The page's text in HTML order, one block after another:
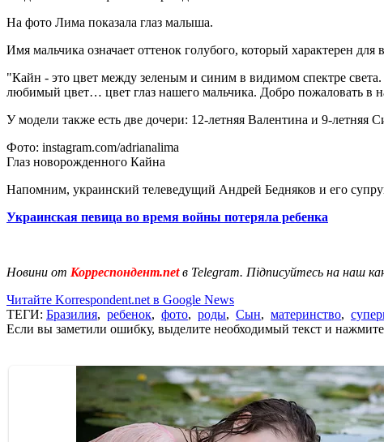
На фото Лима показала глаз малыша.
Имя мальчика означает оттенок голубого, который характерен
"Кайн - это цвет между зеленым и синим в видимом спектре
любимый цвет… цвет глаз нашего мальчика. Добро пожаловать в
У модели также есть две дочери: 12-летняя Валентина и 9-летняя
Фото: instagram.com/adrianalima
Глаз новорожденного Кайна
Напомним, украинский телеведущий Андрей Бедняков и его
Украинская певица во время войны потеряла ребенка
Новини от Корреспондент.netв Telegram. Підписуйтесь на наш
Читайте Korrespondent.net в Google News
ТЕГИ: Бразилия, ребенок, фото, роды, Сын, материнство,
Если вы заметили ошибку, выделите необходимый текст и